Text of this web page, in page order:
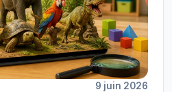
9 juin 2026